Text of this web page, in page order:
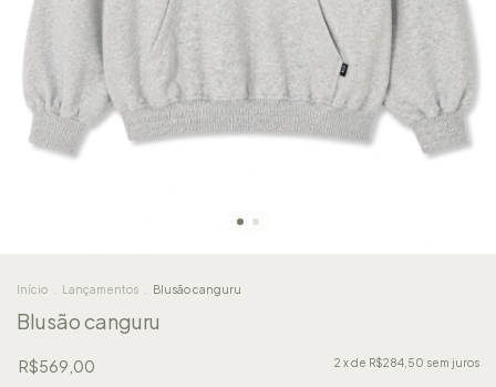
Início Lançamentos Blusão canguru
Blusão canguru
R$569,00 2 x de R$284,50 sem juros